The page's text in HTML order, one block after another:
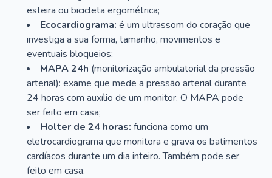
esteira ou bicicleta ergométrica;
Ecocardiograma: é um ultrassom do coração que
investiga a sua forma, tamanho, movimentos e
eventuais bloqueios;
MAPA 24h (monitorização ambulatorial da pressão
arterial): exame que mede a pressão arterial durante
24 horas com auxílio de um monitor. O MAPA pode
ser feito em casa;
Holter de 24 horas: funciona como um
eletrocardiograma que monitora e grava os batimentos
cardíacos durante um dia inteiro. Também pode ser
feito em casa.